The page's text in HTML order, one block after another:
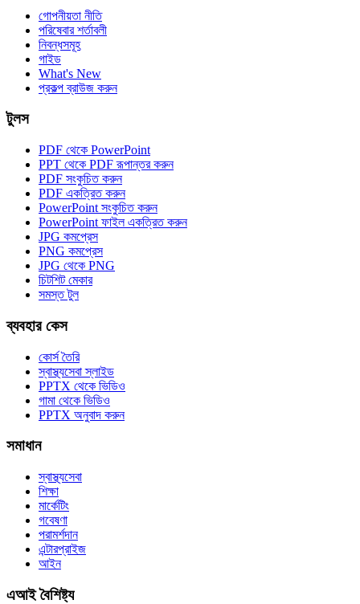
গোপনীয়তা নীতি
পরিষেবার শর্তাবলী
নিবন্ধসমূহ
গাইড
What's New
প্রকল্প ব্রাউজ করুন
টুলস
PDF থেকে PowerPoint
PPT থেকে PDF রূপান্তর করুন
PDF সংকুচিত করুন
PDF একত্রিত করুন
PowerPoint সংকুচিত করুন
PowerPoint ফাইল একত্রিত করুন
JPG কমপ্রেস
PNG কমপ্রেস
JPG থেকে PNG
চিটশিট মেকার
সমস্ত টুল
ব্যবহার কেস
কোর্স তৈরি
স্বাস্থ্যসেবা স্লাইড
PPTX থেকে ভিডিও
গামা থেকে ভিডিও
PPTX অনুবাদ করুন
সমাধান
স্বাস্থ্যসেবা
শিক্ষা
মার্কেটিং
গবেষণা
পরামর্শদান
এন্টারপ্রাইজ
আইন
এআই বৈশিষ্ট্য